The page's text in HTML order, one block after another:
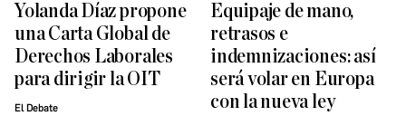
Yolanda Díaz propone
una Carta Global de
Derechos Laborales
para dirigir la OIT
El Debate
Equipaje de mano,
retrasos e
indemnizaciones: así
será volar en Europa
con la nueva ley